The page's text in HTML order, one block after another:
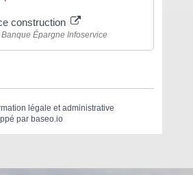
construction
Épargne Infoservice
légale et administrative
par baseo.io